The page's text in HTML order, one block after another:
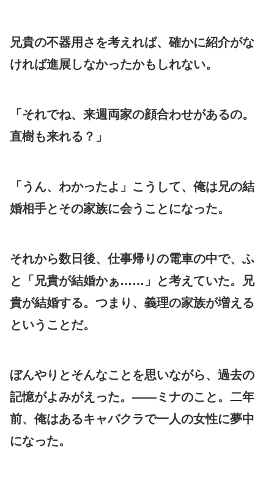
兄貴の不器用さを考えれば、確かに紹介がな
ければ進展しなかったかもしれない。
「それでね、来週両家の顔合わせがあるの。
直樹も来れる？」
「うん、わかったよ」こうして、俺は兄の結
婚相手とその家族に会うことになった。
それから数日後、仕事帰りの電車の中で、ふ
と「兄貴が結婚かぁ……」と考えていた。兄
貴が結婚する。つまり、義理の家族が増える
ということだ。
ぼんやりとそんなことを思いながら、過去の
記憶がよみがえった。——ミナのこと。二年
前、俺はあるキャバクラで一人の女性に夢中
になった。